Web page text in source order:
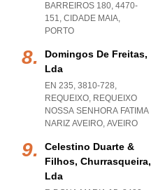
BARREIROS 180, 4470-
151, CIDADE MAIA,
PORTO
Domingos De Freitas,
Lda
EN 235, 3810-728,
REQUEIXO, REQUEIXO
NOSSA SENHORA FATIMA
NARIZ AVEIRO, AVEIRO
Celestino Duarte &
Filhos, Churrasqueira,
Lda